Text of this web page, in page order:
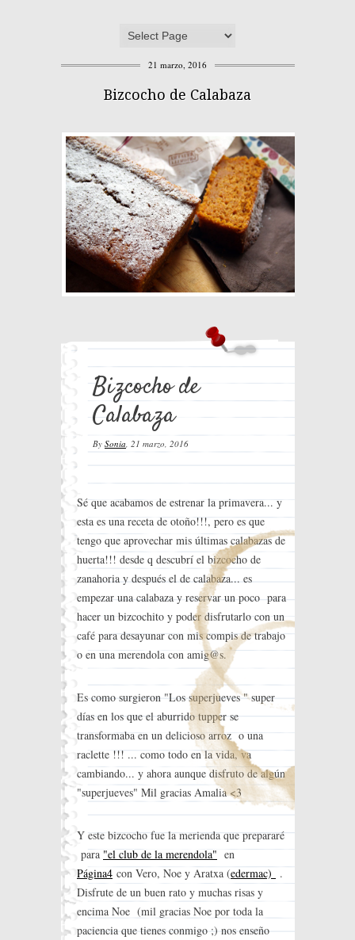
21 marzo, 2016
Bizcocho de Calabaza
Bizcocho de
Calabaza
By Sonia 21 marzo, 2016
Sé que acabamos de estrenar la primavera... y
esta es una receta de otoño!!!, pero es que
tengo que aprovechar mis últimas calabazas de
huerta!!! desde q descubrí el bizcocho de
zanahoria y después el de calabaza... es
empezar una calabaza y reservar un poco para
hacer un bizcochito y poder disfrutarlo con un
café para desayunar con mis compis de trabajo
o en una merendola con amig@s.
Es como surgieron "Los superjueves " super
días en los que el aburrido tupper se
transformaba en un delicioso arroz o una
raclette !!! ... como todo en la vida, va
cambiando... y ahora aunque disfruto de algún
"superjueves" Mil gracias Amalia <3
Y este bizcocho fue la merienda que prepararé
para "el club de la merendola" en
Página4con Vero, Noe y Aratxa (edermac)
.
Disfrute de un buen rato y muchas risas y
encima Noe (mil gracias Noe por toda la
paciencia que tienes conmigo ;) nos enseño